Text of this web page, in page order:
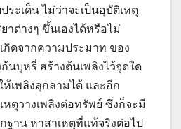
ระเด็น ไม่ว่าจะเป็นอุบัติเหตุ
าต่างๆ ขึ้นเองได้หรือไม่
กิดจากความประมาท ของ
นบุหรี่ สร้างต้นเพลิงไว้จุดใด
เพลิงลุกลามได้ และอีก
หตุวางเพลิงต่อทรัพย์ ซึ่งก็จะมี
ฐาน หาสาเหตุที่แท้จริงต่อไป